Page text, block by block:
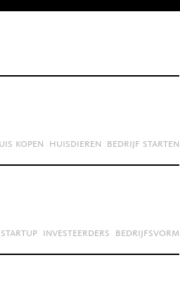
kopen huisdieren bedrijf starten
startup investeerders bedrijfsvorm